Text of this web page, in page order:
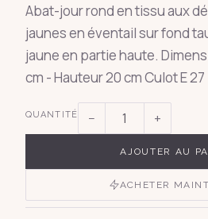
Abat-jour rond en tissu aux
jaunes en éventail sur fond
jaune en partie haute.
cm - Hauteur 20 cm Culot E 27
QUANTITÉ − +
AJOUTER AU
ACHETER